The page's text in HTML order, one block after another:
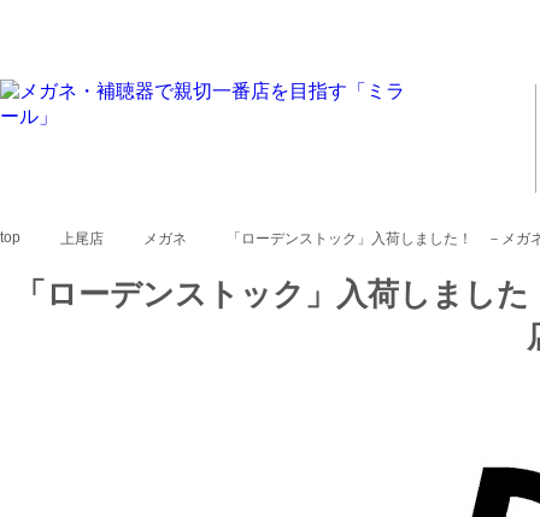
top 上尾店 メガネ 「ローデンストック」入荷しました！ －メガ
「ローデンストック」入荷しまし